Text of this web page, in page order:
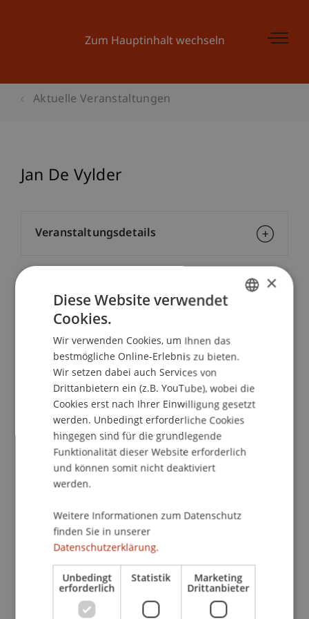
Zum Hauptinhalt wechseln
Aktuelle Veranstaltungen
Jan De Vylder
School/Professur:
Studienverwaltung Bachelorstudiengang
Architektur
Der Vortrag mit Eduardo Souto de Moura musste
leider abgesagt werden > wir konnten aber Jan De
Vylder von "architecten de vylder vinck taillieu"
als Ersatz gewinnen.
Vylder, Inge Vinck und Jo Taillieu gehört zu den
Protagonisten der flämischen Architekturszene.
Vor allem ihre Architektur voller Raffinesse und
Präzision zeichnet ihr Schaffen aus. Vor drei
Jahren stellten sie im belgischen Pavillon an der
Architektur Biennale in Venedig aus, und im
Veranstaltungsdetails
Kontakt ×
Diese Website verwendet
Cookies.
Wir verwenden Cookies, um Ihnen das
bestmögliche Online-Erlebnis zu bieten.
Wir setzen dabei auch Services von
Drittanbietern ein (z.B. YouTube), wobei die
Cookies erst nach Ihrer Einwilligung gesetzt
werden. Unbedingt erforderliche Cookies
hingegen sind für die grundlegende
Funktionalität dieser Website erforderlich
und können somit nicht deaktiviert
werden.
Weitere Informationen zum Datenschutz
finden Sie in unserer
Datenschutzerklärung.
Unbedingt
erforderlich
Statistik Marketing
Drittanbieter